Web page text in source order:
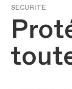
SECURITE